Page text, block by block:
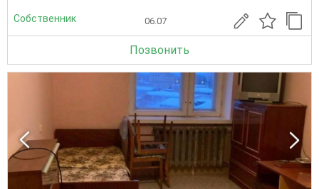
Собственник 06.07
Позвонить